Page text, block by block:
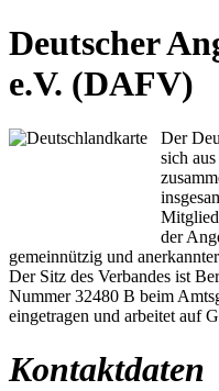
Deutscher
e.V. (DAFV)
Der
sich
der
gemeinnützig und
Der Sitz des Verbandes ist
Nummer 32480 B beim
eingetragen und arbeitet auf
Kontaktdaten